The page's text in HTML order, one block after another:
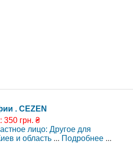
. CEZEN
350 грн. ₴
лицо: Другое для
и область ... Подробнее ...